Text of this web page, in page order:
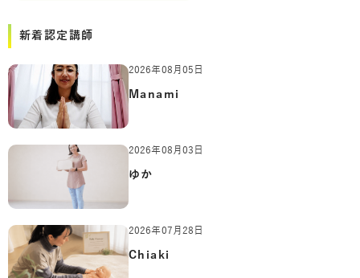
新着認定講師
2026年08月05日
Manami
2026年08月03日
ゆか
2026年07月28日
Chiaki